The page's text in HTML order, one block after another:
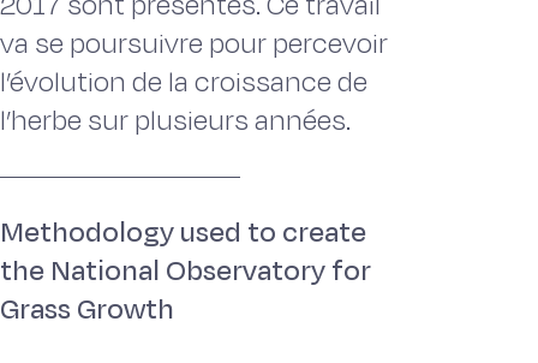
va se poursuivre pour percevoir
l’évolution de la croissance de
l’herbe sur plusieurs années.
Methodology used to create
the National Observatory for
Grass Growth